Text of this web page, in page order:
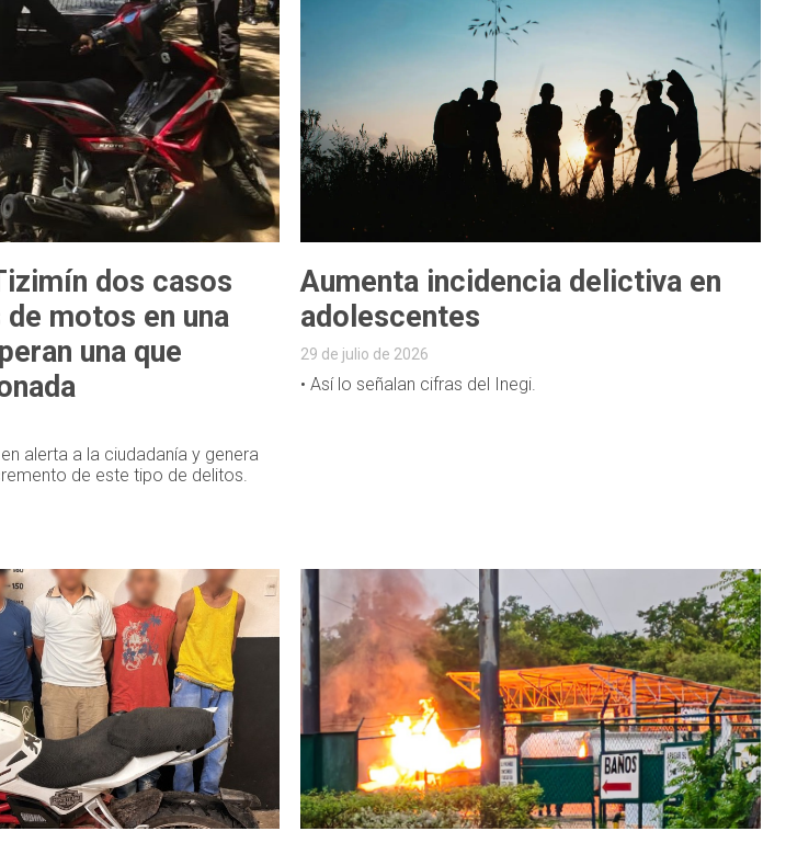
dos casos
motos en una
una que
alerta a la ciudadanía y genera
de este tipo de delitos.
Aumenta incidencia delictiva en
adolescentes
29 de julio de 2026
• Así lo señalan cifras del Inegi.